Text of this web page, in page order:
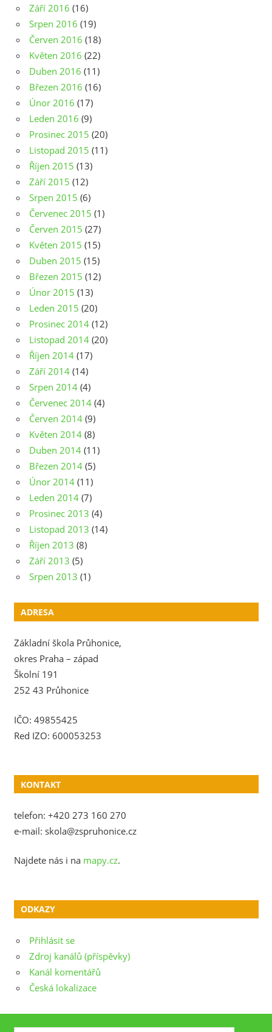
Září 2016 (16)
Srpen 2016 (19)
Červen 2016 (18)
Květen 2016 (22)
Duben 2016 (11)
Březen 2016 (16)
Únor 2016 (17)
Leden 2016 (9)
Prosinec 2015 (20)
Listopad 2015 (11)
Říjen 2015 (13)
Září 2015 (12)
Srpen 2015 (6)
Červenec 2015 (1)
Červen 2015 (27)
Květen 2015 (15)
Duben 2015 (15)
Březen 2015 (12)
Únor 2015 (13)
Leden 2015 (20)
Prosinec 2014 (12)
Listopad 2014 (20)
Říjen 2014 (17)
Září 2014 (14)
Srpen 2014 (4)
Červenec 2014 (4)
Červen 2014 (9)
Květen 2014 (8)
Duben 2014 (11)
Březen 2014 (5)
Únor 2014 (11)
Leden 2014 (7)
Prosinec 2013 (4)
Listopad 2013 (14)
Říjen 2013 (8)
Září 2013 (5)
Srpen 2013 (1)
ADRESA
Základní škola Průhonice,
okres Praha – západ
Školní 191
252 43 Průhonice
IČO: 49855425
Red IZO: 600053253
KONTAKT
telefon: +420 273 160 270
e-mail: skola@zspruhonice.cz
Najdete nás i na mapy.cz.
ODKAZY
Přihlásit se
Zdroj kanálů (příspěvky)
Kanál komentářů
Česká lokalizace